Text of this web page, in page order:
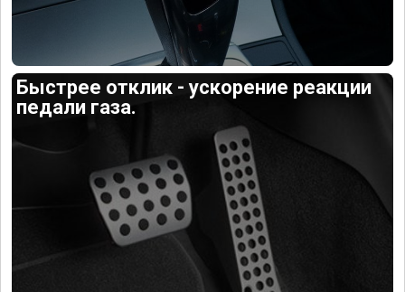
Быстрее отклик - ускорение реакции
педали газа.